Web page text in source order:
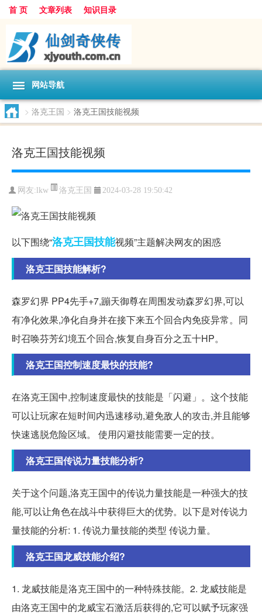
首 页 文章列表 知识目录
网站导航
> 洛克王国 > 洛克王国技能视频
洛克王国技能视频
网友: lkw 洛克王国 2024-03-28 19:50:42
以下围绕“洛克王国技能视频”主题解决网友的困惑
洛克王国技能解析?
森罗幻界 PP4先手+7,蹦天御尊在周围发动森罗幻界,可以
有净化效果,净化自身并在接下来五个回合内免疫异常。同
时召唤芬芳幻境五个回合,恢复自身百分之五十HP。
洛克王国控制速度最快的技能?
在洛克王国中,控制速度最快的技能是「闪避」。这个技能
可以让玩家在短时间内迅速移动,避免敌人的攻击,并且能够
快速逃脱危险区域。 使用闪避技能需要一定的技。
洛克王国传说力量技能分析?
关于这个问题,洛克王国中的传说力量技能是一种强大的技
能,可以让角色在战斗中获得巨大的优势。以下是对传说力
量技能的分析: 1. 传说力量技能的类型 传说力量。
洛克王国龙威技能介绍?
1. 龙威技能是洛克王国中的一种特殊技能。2. 龙威技能是
由洛克王国中的龙威宝石激活后获得的,它可以赋予玩家强